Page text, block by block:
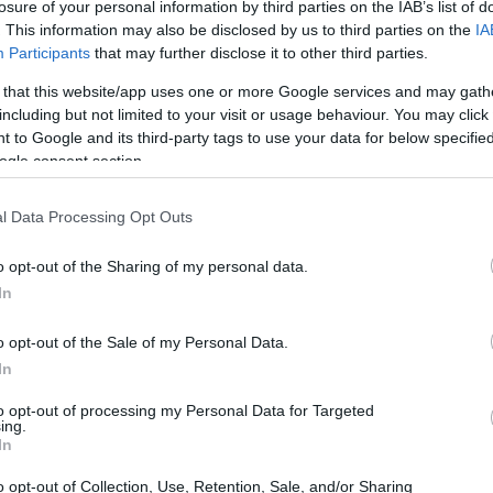
of your personal information by third parties on the IAB’s list of
This information may also be disclosed by us to third parties on the
Participants that may further disclose it to other third parties.
that this website/app uses one or more Google services and may
but not limited to your visit or usage behaviour. You may
to Google and its third-party tags to use your data for below
consent section.
Data Processing Opt Outs
opt-out of the Sharing of my personal data.
opt-out of the Sale of my Personal Data.
opt-out of processing my Personal Data for Targeted
opt-out of Collection, Use, Retention, Sale, and/or Sharing
el gasto militar, la OTAN ha dejado claro que
al
de su PIB. Esto contradice las
quien sostiene que el país puede cumplir con
la reciente Cumbre de La Haya, donde los líderes
para discutir compromisos y estrategias de
de España
que aunque el nuevo acuerdo proporciona
en defensa, España enfrenta una presión
En declaraciones recientes, Rutte subrayó que
España tendrá que gastar el 3,5%”. ¿Cómo